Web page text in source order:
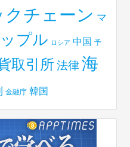
クチェーン マ
プル ロシア 中国 予
取引所 法律 海
金融庁 韓国